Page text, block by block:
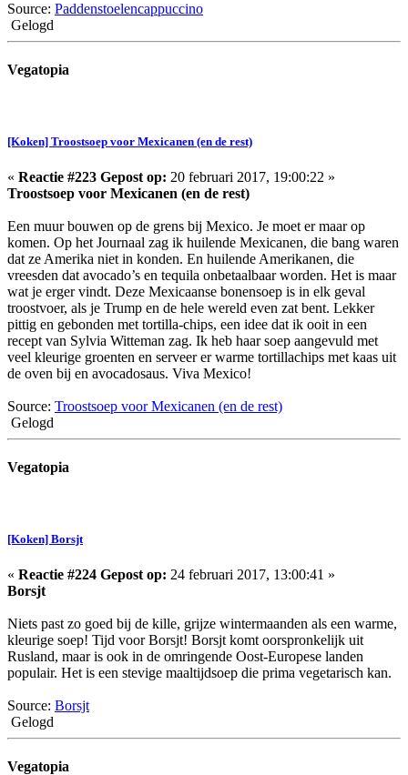
Source: Paddenstoelencappuccino
Gelogd
Vegatopia
[Koken] Troostsoep voor Mexicanen (en de rest)
« Reactie #223 Gepost op: 20 februari 2017, 19:00:22 »
Troostsoep voor Mexicanen (en de rest)
Een muur bouwen op de grens bij Mexico. Je moet er maar op
komen. Op het Journaal zag ik huilende Mexicanen, die bang waren
dat ze Amerika niet in konden. En huilende Amerikanen, die
vreesden dat avocado’s en tequila onbetaalbaar worden. Het is maar
wat je erger vindt. Deze Mexicaanse bonensoep is in elk geval
troostvoer, als je Trump en de hele wereld even zat bent. Lekker
pittig en gebonden met tortilla-chips, een idee dat ik ooit in een
recept van Sylvia Witteman zag. Ik heb haar soep aangevuld met
veel kleurige groenten en serveer er warme tortillachips met kaas uit
de oven bij en avocadosaus. Viva Mexico!
Source: Troostsoep voor Mexicanen (en de rest)
Gelogd
Vegatopia
[Koken] Borsjt
« Reactie #224 Gepost op: 24 februari 2017, 13:00:41 »
Borsjt
Niets past zo goed bij de kille, grijze wintermaanden als een warme,
kleurige soep! Tijd voor Borsjt! Borsjt komt oorspronkelijk uit
Rusland, maar is ook in de omringende Oost-Europese landen
populair. Het is een stevige maaltijdsoep die prima vegetarisch kan.
Source: Borsjt
Gelogd
Vegatopia